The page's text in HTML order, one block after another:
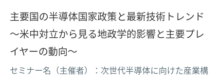
主要国の半導体国家政策と最新技術トレンド
〜米中対立から見る地政学的影響と主要プレ
イヤーの動向〜
セミナー名（主催者）：次世代半導体に向けた産業構